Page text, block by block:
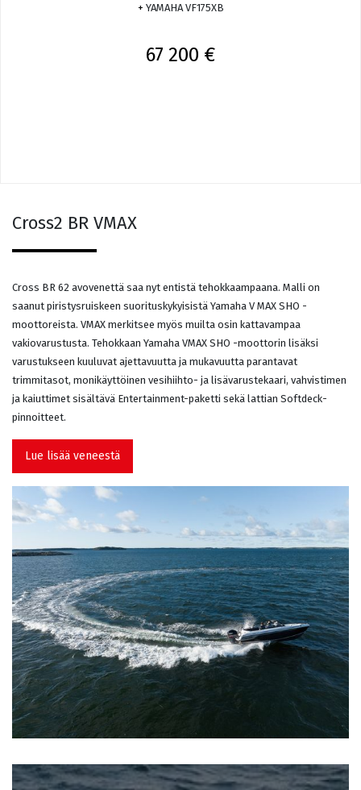
+ YAMAHA VF175XB
67 200 €
Cross2 BR VMAX
Cross BR 62 avovenettä saa nyt entistä tehokkaampaana. Malli on
saanut piristysruiskeen suorituskykyisistä Yamaha V MAX SHO -
moottoreista. VMAX merkitsee myös muilta osin kattavampaa
vakiovarustusta. Tehokkaan Yamaha VMAX SHO -moottorin lisäksi
varustukseen kuuluvat ajettavuutta ja mukavuutta parantavat
trimmitasot, monikäyttöinen vesihiihto- ja lisävarustekaari, vahvistimen
ja kaiuttimet sisältävä Entertainment-paketti sekä lattian Softdeck-
pinnoitteet.
Lue lisää veneestä